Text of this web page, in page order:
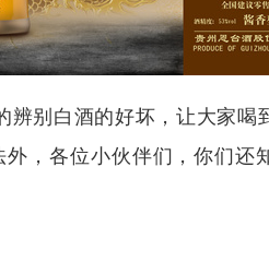
辨别白酒的好坏，让大家喝
，各位小伙伴们，你们还